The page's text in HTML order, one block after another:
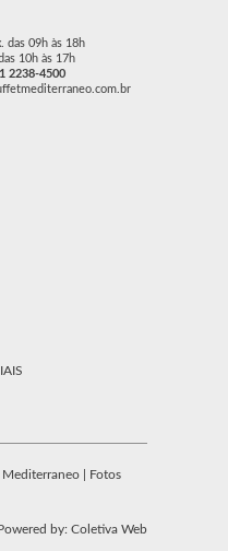
das 09h às 18h
10h às 17h
2238-4500
| Fotos
by: Coletiva Web